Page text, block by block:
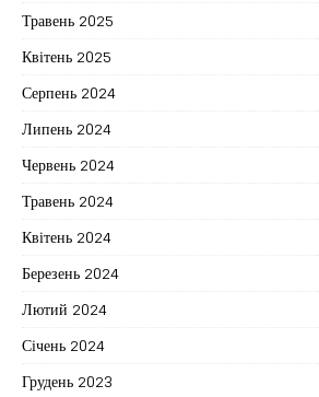
Травень 2025
Квітень 2025
Серпень 2024
Липень 2024
Червень 2024
Травень 2024
Квітень 2024
Березень 2024
Лютий 2024
Січень 2024
Грудень 2023